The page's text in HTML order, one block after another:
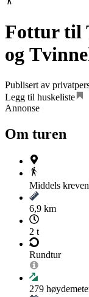
Fottur til
og
Publisert av
Legg til huskeliste
Annonse
Om turen
Middels
6,9 km
2 t
Rundtur
279